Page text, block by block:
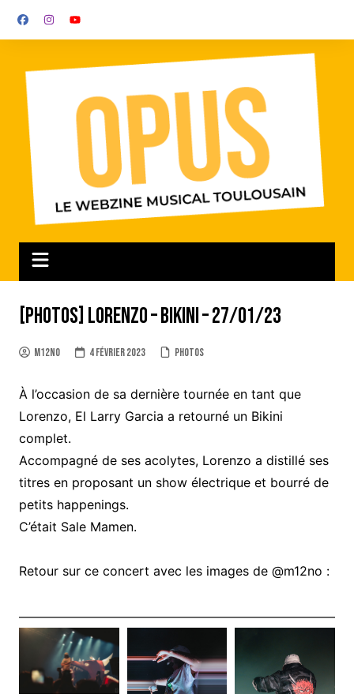
[Photos] Lorenzo – Bikini – 27/01/23
m12no 4 février 2023 Photos
À l’occasion de sa dernière tournée en tant que
Lorenzo, El Larry Garcia a retourné un Bikini
complet.
Accompagné de ses acolytes, Lorenzo a distillé ses
titres en proposant un show électrique et bourré de
petits happenings.
C’était Sale Mamen.
Retour sur ce concert avec les images de @m12no :